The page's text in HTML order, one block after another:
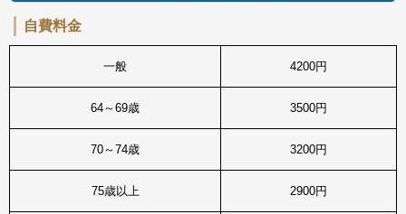
自費料金
一般 4200円
64～69歳 3500円
70～74歳 3200円
75歳以上 2900円